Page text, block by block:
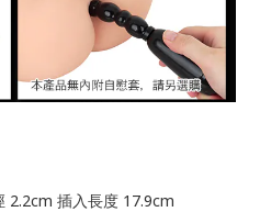
2.2cm 插入長度 17.9cm